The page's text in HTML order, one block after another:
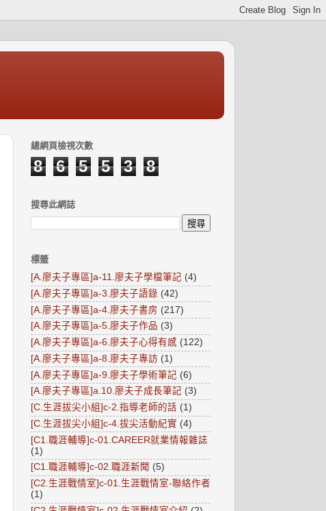
總網頁檢視次數
8 6 5 5 3 8
搜尋此網誌
標籤
[A.廖夫子專區]a-11.廖夫子學檔筆記 (4)
[A.廖夫子專區]a-3.廖夫子語錄 (42)
[A.廖夫子專區]a-4.廖夫子書房 (217)
[A.廖夫子專區]a-5.廖夫子作品 (3)
[A.廖夫子專區]a-6.廖夫子心得有感 (122)
[A.廖夫子專區]a-8.廖夫子專訪 (1)
[A.廖夫子專區]a-9.廖夫子學術筆記 (6)
[A.廖夫子專區]a.10.廖夫子成長筆記 (3)
[C.生涯拔尖小組]c-2.指導老師的話 (1)
[C.生涯拔尖小組]c-4.拔尖活動紀實 (4)
[C1.職涯輔導]c-01.CAREER就業情報雜誌
(1)
[C1.職涯輔導]c-02.職涯新聞 (5)
[C2.生涯戰情室]c-01.生涯戰情室-聯絡作者
(1)